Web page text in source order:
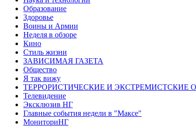
Образование
Здоровье
Воины и Армии
Неделя в обзоре
Кино
Стиль жизни
ЗАВИСИМАЯ ГАЗЕТА
Общество
Я так вижу
ТЕРРОРИСТИЧЕСКИЕ И ЭКСТРЕМИСТСКИЕ
Телевидение
Эксклюзив НГ
Главные события недели в "Максе"
МониториНГ